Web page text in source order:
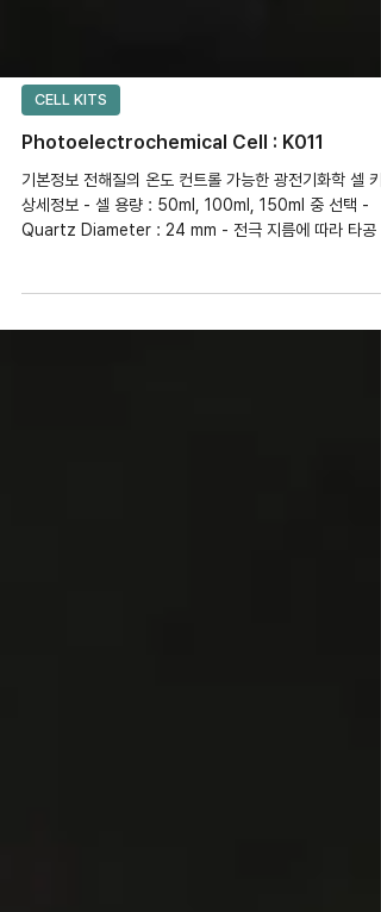
CELL KITS
Photoelectrochemical Cell : K011
상세정보 - 셀 용량 : 50ml, 100ml, 150ml 중 선택 -